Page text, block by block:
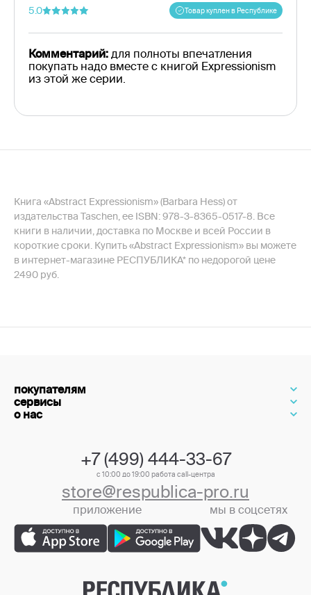
5.0 Товар куплен в Республике
Комментарий: для полноты впечатления
покупать надо вместе с книгой Expressionism
из этой же серии.
Книга «Abstract Expressionism» (Barbara Hess) от
издательства Taschen, ее ISBN: 978-3-8365-0517-8. Все
книги в наличии, доставка по Москве и всей России в
короткие сроки. Купить «Abstract Expressionism» вы можете
в интернет-магазине РЕСПУБЛИКА* по недорогой цене
2490 руб.
покупателям
сервисы
о нас
+7 (499) 444-33-67
с 10:00 до 19:00 работа call-центра
store@respublica-pro.ru
приложение мы в соцсетях